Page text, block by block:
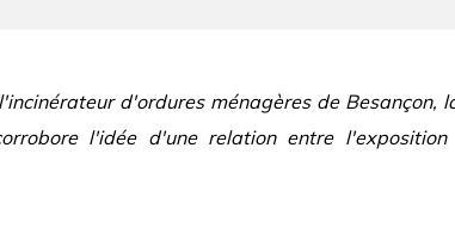
d'ordures ménagères de Besançon,
l'idée d'une relation entre